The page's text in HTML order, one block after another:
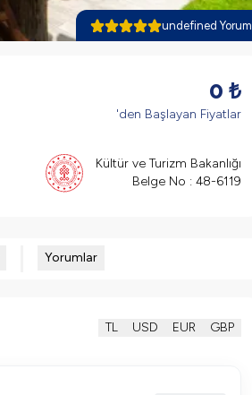
undefined Yorum
0 ₺
'den Başlayan Fiyatlar
Kültür ve Turizm Bakanlığı
Belge No : 48-6119
Yorumlar
TL USD EUR GBP